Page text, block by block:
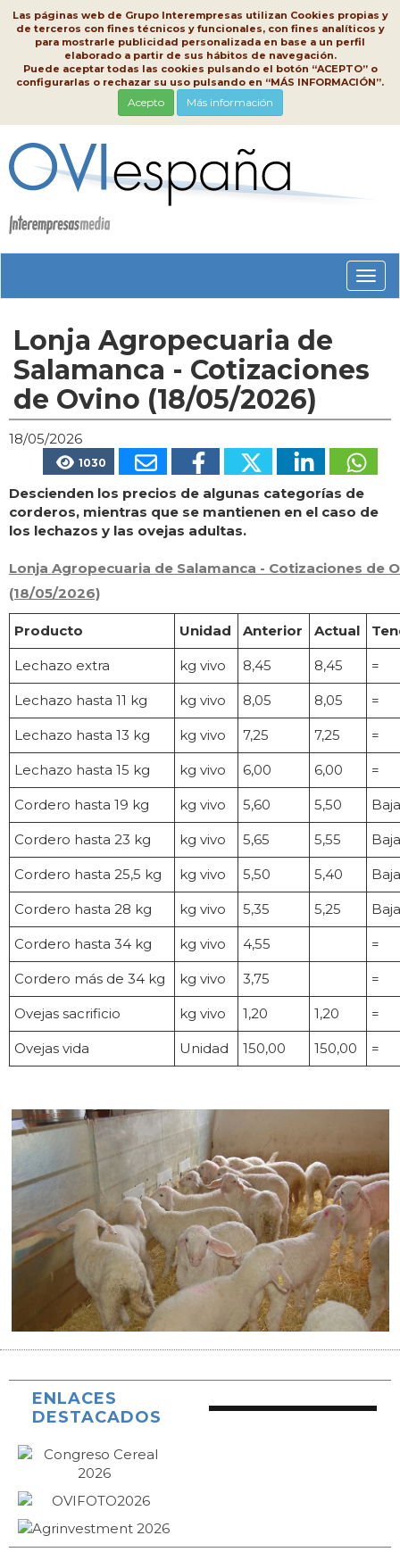
Las páginas web de Grupo Interempresas utilizan Cookies propias y
de terceros con fines técnicos y funcionales, con fines analíticos y
para mostrarle publicidad personalizada en base a un perfil
elaborado a partir de sus hábitos de navegación.
Puede aceptar todas las cookies pulsando el botón “ACEPTO” o
configurarlas o rechazar su uso pulsando en “MÁS INFORMACIÓN”.
Acepto Más información
Lonja Agropecuaria de
Salamanca - Cotizaciones
de Ovino (18/05/2026)
18/05/2026
1030
Descienden los precios de algunas categorías de
corderos, mientras que se mantienen en el caso de
los lechazos y las ovejas adultas.
Lonja Agropecuaria de Salamanca - Cotizaciones de
(18/05/2026)
Producto Unidad Anterior Actual
Lechazo extra kg vivo 8,45 8,45 =
Lechazo hasta 11 kg kg vivo 8,05 8,05 =
Lechazo hasta 13 kg kg vivo 7,25 7,25 =
Lechazo hasta 15 kg kg vivo 6,00 6,00 =
Cordero hasta 19 kg kg vivo 5,60 5,50 Baja
Cordero hasta 23 kg kg vivo 5,65 5,55 Baja
Cordero hasta 25,5 kg kg vivo 5,50 5,40 Baja
Cordero hasta 28 kg kg vivo 5,35 5,25 Baja
Cordero hasta 34 kg kg vivo 4,55 =
Cordero más de 34 kg kg vivo 3,75 =
Ovejas sacrificio kg vivo 1,20 1,20 =
Ovejas vida Unidad 150,00 150,00 =
ENLACES
DESTACADOS